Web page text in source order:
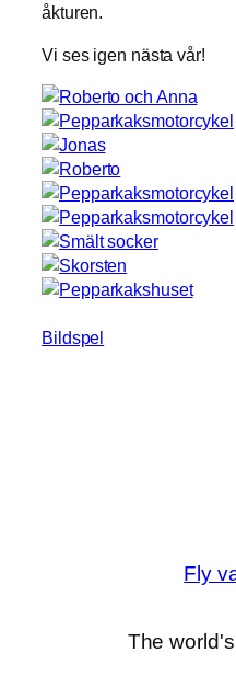
åkturen.
Vi ses igen nästa vår!
Bildspel
Fly
The